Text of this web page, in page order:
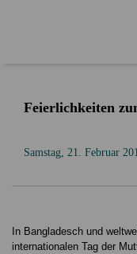
Feierlichkeiten
Samstag, 21. Februar
In Bangladesch und
internationalen Tag der